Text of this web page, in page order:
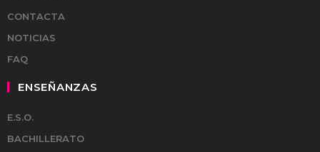
CONTACTA
NOTICIAS
FAQ
ENSEÑANZAS
E.S.O.
BACHILLERATO